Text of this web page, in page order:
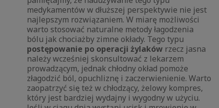
medykamentów w dłuższej perspektywie nie jest
najlepszym rozwiązaniem. W miarę możliwości
warto stosować naturalne metody łagodzenia
bólu jak chociażby zimne okłady. Tego typu
postępowanie po operacji żylaków rzecz jasna
należy wcześniej skonsultować z lekarzem
prowadzącym, jednak chłodny okład pomoże
złagodzić ból, opuchliznę i zaczerwienienie. Warto
zaopatrzyć się też w chłodzący, żelowy kompres,
który jest bardziej wydajny i wygodny w użyciu.